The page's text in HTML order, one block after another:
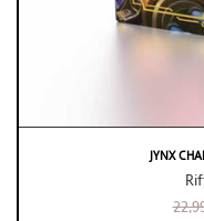
JYNX